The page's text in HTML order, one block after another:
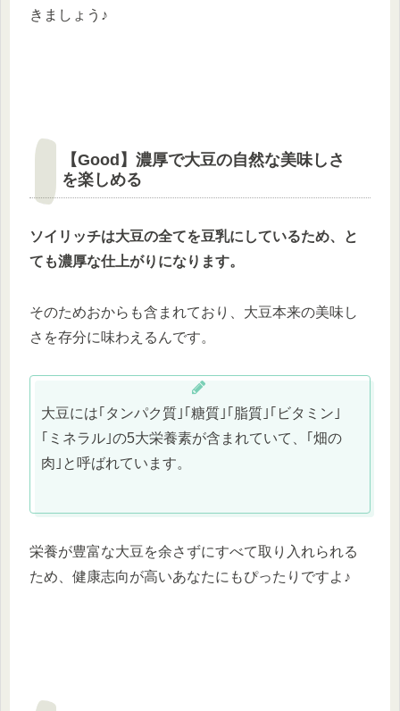
きましょう♪
【Good】濃厚で大豆の自然な美味しさ
を楽しめる
ソイリッチは大豆の全てを豆乳にしているため、と
ても濃厚な仕上がりになります。
そのためおからも含まれており、大豆本来の美味し
さを存分に味わえるんです。
大豆には｢タンパク質｣｢糖質｣｢脂質｣｢ビタミン｣
｢ミネラル｣の5大栄養素が含まれていて、｢畑の
肉｣と呼ばれています。
栄養が豊富な大豆を余さずにすべて取り入れられる
ため、健康志向が高いあなたにもぴったりですよ♪